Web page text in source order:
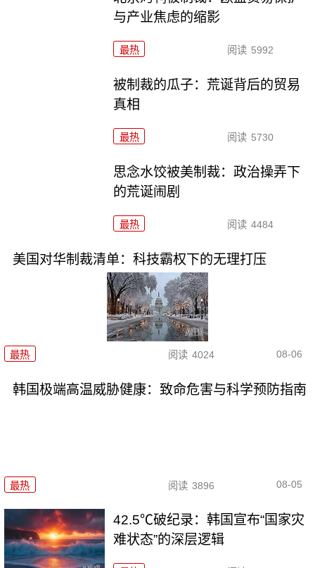
与产业焦虑的缩影
最热 阅读 5992
被制裁的瓜子：荒诞背后的贸易
真相
最热 阅读 5730
思念水饺被美制裁：政治操弄下
的荒诞闹剧
最热 阅读 4484
美国对华制裁清单：科技霸权下的无理打压
最热 阅读 4024 08-06
韩国极端高温威胁健康：致命危害与科学预防指南
最热 阅读 3896 08-05
42.5℃破纪录：韩国宣布“国家灾
难状态”的深层逻辑